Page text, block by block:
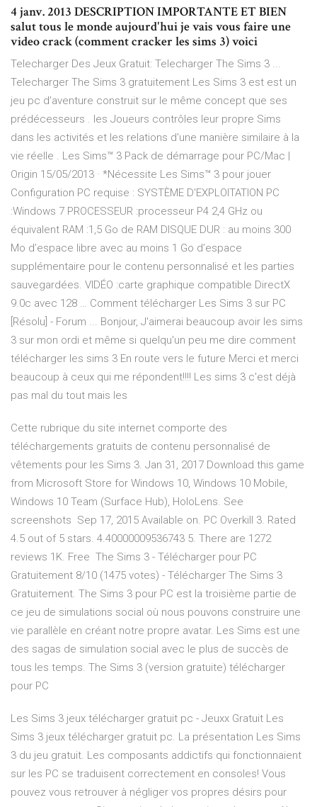
4 janv. 2013 DESCRIPTION IMPORTANTE ET BIEN
salut tous le monde aujourd'hui je vais vous faire une
video crack (comment cracker les sims 3) voici
Telecharger Des Jeux Gratuit: Telecharger The Sims 3 ...
Telecharger The Sims 3 gratuitement Les Sims 3 est est un
jeu pc d'aventure construit sur le même concept que ses
prédécesseurs . les Joueurs contrôles leur propre Sims
dans les activités et les relations d'une manière similaire à la
vie réelle . Les Sims™ 3 Pack de démarrage pour PC/Mac |
Origin 15/05/2013 · *Nécessite Les Sims™ 3 pour jouer
Configuration PC requise : SYSTÈME D'EXPLOITATION PC
:Windows 7 PROCESSEUR :processeur P4 2,4 GHz ou
équivalent RAM :1,5 Go de RAM DISQUE DUR : au moins 300
Mo d’espace libre avec au moins 1 Go d’espace
supplémentaire pour le contenu personnalisé et les parties
sauvegardées. VIDÉO :carte graphique compatible DirectX
9.0c avec 128 … Comment télécharger Les Sims 3 sur PC
[Résolu] - Forum ... Bonjour, J'aimerai beaucoup avoir les sims
3 sur mon ordi et même si quelqu'un peu me dire comment
télécharger les sims 3 En route vers le future Merci et merci
beaucoup à ceux qui me répondent!!!! Les sims 3 c'est déjà
pas mal du tout mais les
Cette rubrique du site internet comporte des
téléchargements gratuits de contenu personnalisé de
vêtements pour les Sims 3. Jan 31, 2017 Download this game
from Microsoft Store for Windows 10, Windows 10 Mobile,
Windows 10 Team (Surface Hub), HoloLens. See
screenshots Sep 17, 2015 Available on. PC Overkill 3. Rated
4.5 out of 5 stars. 4.40000009536743 5. There are 1272
reviews 1K. Free The Sims 3 - Télécharger pour PC
Gratuitement 8/10 (1475 votes) - Télécharger The Sims 3
Gratuitement. The Sims 3 pour PC est la troisième partie de
ce jeu de simulations social où nous pouvons construire une
vie parallèle en créant notre propre avatar. Les Sims est une
des sagas de simulation social avec le plus de succès de
tous les temps. The Sims 3 (version gratuite) télécharger
pour PC
Les Sims 3 jeux télécharger gratuit pc - Jeuxx Gratuit Les
Sims 3 jeux télécharger gratuit pc. La présentation Les Sims
3 du jeu gratuit. Les composants addictifs qui fonctionnaient
sur les PC se traduisent correctement en consoles! Vous
pouvez vous retrouver à négliger vos propres désirs pour